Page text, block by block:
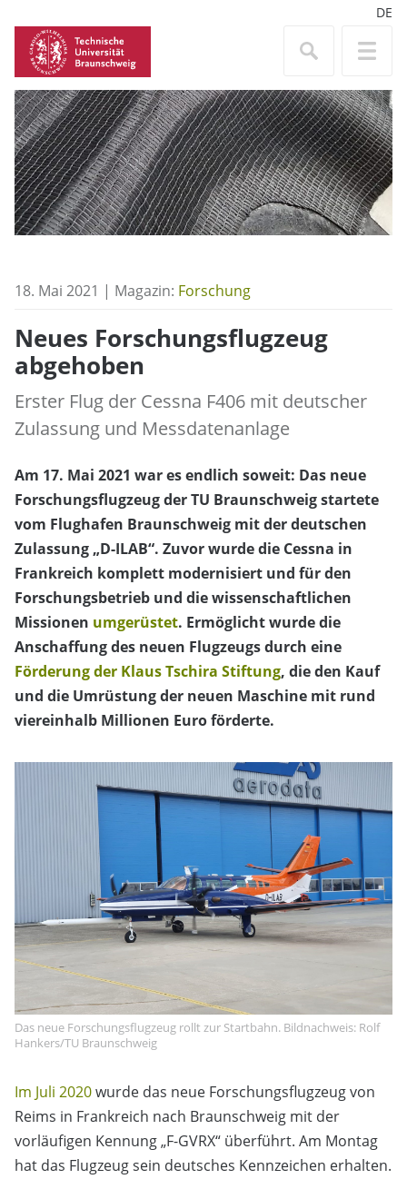
DE
18. Mai 2021 | Magazin: Forschung
Neues Forschungsflugzeug
abgehoben
Erster Flug der Cessna F406 mit deutscher
Zulassung und Messdatenanlage
Am 17. Mai 2021 war es endlich soweit: Das neue
Forschungsflugzeug der TU Braunschweig startete
vom Flughafen Braunschweig mit der deutschen
Zulassung „D-ILAB“. Zuvor wurde die Cessna in
Frankreich komplett modernisiert und für den
Forschungsbetrieb und die wissenschaftlichen
Missionen umgerüstet. Ermöglicht wurde die
Anschaffung des neuen Flugzeugs durch eine
Förderung der Klaus Tschira Stiftung, die den Kauf
und die Umrüstung der neuen Maschine mit rund
viereinhalb Millionen Euro förderte.
Das neue Forschungsflugzeug rollt zur Startbahn. Bildnachweis: Rolf
Hankers/TU Braunschweig
Im Juli 2020wurde das neue Forschungsflugzeug von
Reims in Frankreich nach Braunschweig mit der
vorläufigen Kennung „F-GVRX“ überführt. Am Montag
hat das Flugzeug sein deutsches Kennzeichen erhalten.